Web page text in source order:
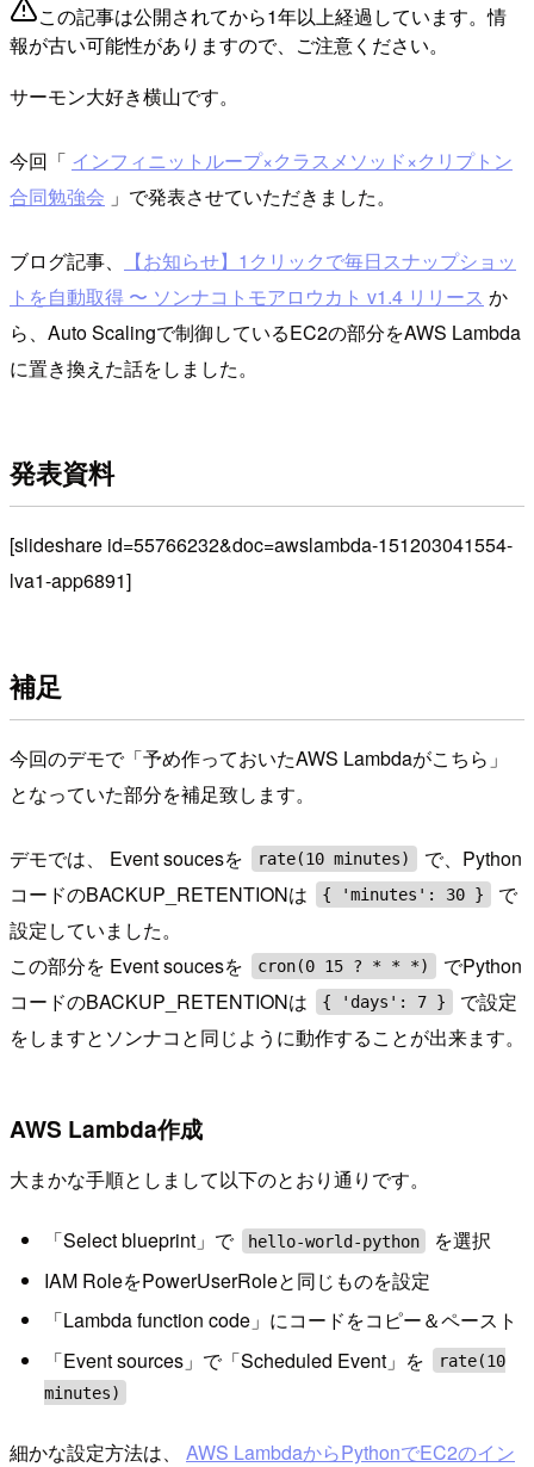
この記事は公開されてから1年以上経過しています。情
報が古い可能性がありますので、ご注意ください。
サーモン大好き横山です。
今回「 インフィニットループ×クラスメソッド×クリプトン
合同勉強会 」で発表させていただきました。
ブログ記事、
【お知らせ】1クリックで毎日スナップショッ
トを自動取得 〜 ソンナコトモアロウカト v1.4 リリース か
ら、Auto Scalingで制御しているEC2の部分をAWS Lambda
に置き換えた話をしました。
発表資料
[slideshare id=55766232&doc=awslambda-151203041554-
lva1-app6891]
補足
今回のデモで「予め作っておいたAWS Lambdaがこちら」
となっていた部分を補足致します。
デモでは、 Event soucesを rate(10 minutes)
で、Python
コードのBACKUP_RETENTIONは
{ 'minutes': 30 }
で
設定していました。
この部分を Event soucesを
cron(0 15 ? * * *)
でPython
コードのBACKUP_RETENTIONは
{ 'days': 7 }
で設定
をしますとソンナコと同じように動作することが出来ます。
AWS Lambda作成
大まかな手順としまして以下のとおり通りです。
「Select blueprint」で hello-world-python
を選択
IAM RoleをPowerUserRoleと同じものを設定
「Lambda function code」にコードをコピー＆ペースト
「Event sources」で「Scheduled Event」を
rate(10
minutes)
細かな設定方法は、 AWS LambdaからPythonでEC2のイン